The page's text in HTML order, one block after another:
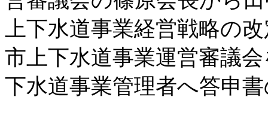
上下水道事業経営戦略の
市上下水道事業運営審議
下水道事業管理者へ答申